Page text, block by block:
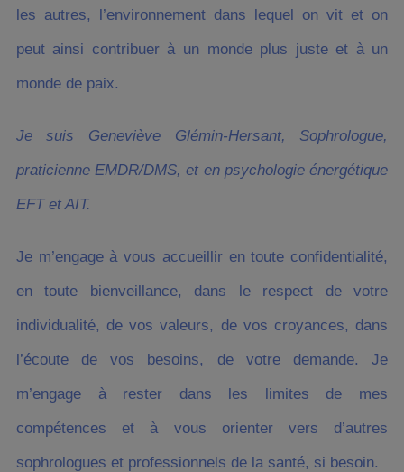
les autres, l’environnement dans lequel on vit et on
peut ainsi contribuer à un monde plus juste et à un
monde de paix.
Je suis Geneviève Glémin-Hersant, Sophrologue,
praticienne EMDR/DMS, et en psychologie énergétique
EFT et AIT.
Je m’engage à vous accueillir en toute confidentialité,
en toute bienveillance, dans le respect de votre
individualité, de vos valeurs, de vos croyances, dans
l’écoute de vos besoins, de votre demande. Je
m’engage à rester dans les limites de mes
compétences et à vous orienter vers d’autres
sophrologues et professionnels de la santé, si besoin.